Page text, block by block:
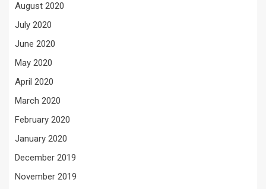
August 2020
July 2020
June 2020
May 2020
April 2020
March 2020
February 2020
January 2020
December 2019
November 2019